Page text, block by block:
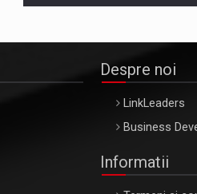
Despre noi
LinkLeaders
Business
Informatii